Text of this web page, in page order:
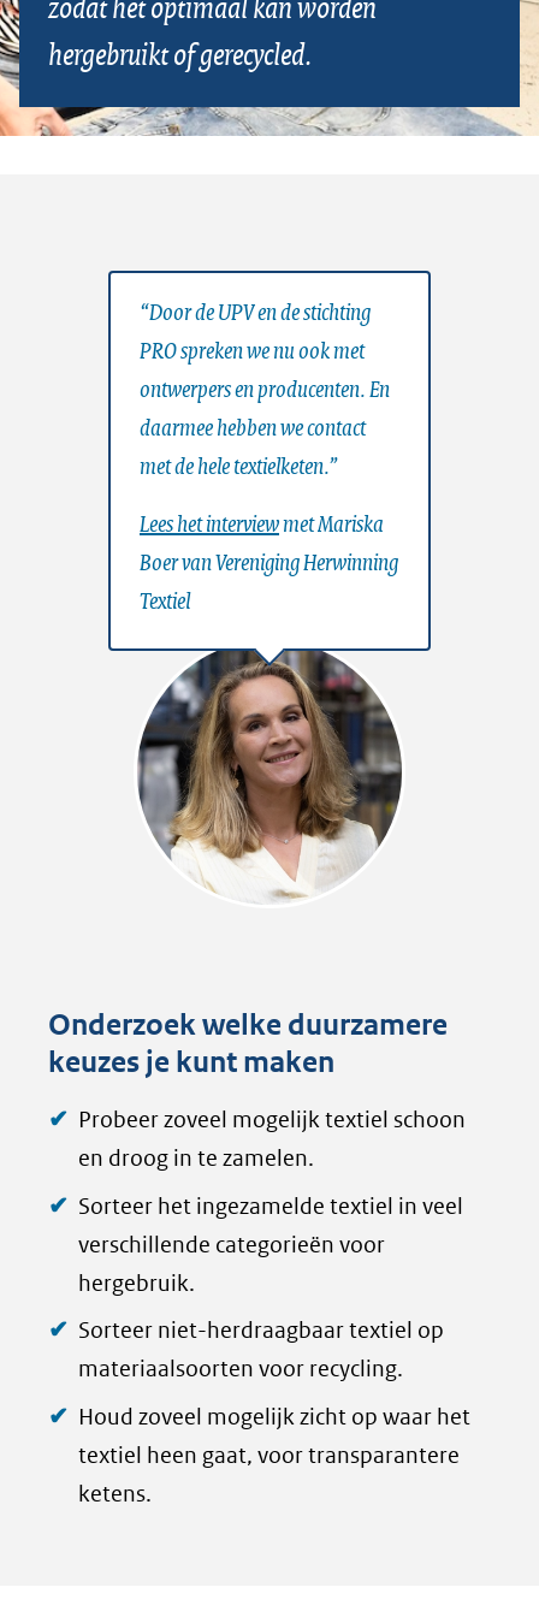
zodat het optimaal kan worden
hergebruikt of gerecycled.
“Door de UPV en de stichting
PRO spreken we nu ook met
ontwerpers en producenten. En
daarmee hebben we contact
met de hele textielketen.”
Lees het interviewmet Mariska
Boer van Vereniging Herwinning
Textiel
Onderzoek welke duurzamere
keuzes je kunt maken
Probeer zoveel mogelijk textiel schoon
en droog in te zamelen.
Sorteer het ingezamelde textiel in veel
verschillende categorieën voor
hergebruik.
Sorteer niet-herdraagbaar textiel op
materiaalsoorten voor recycling.
Houd zoveel mogelijk zicht op waar het
textiel heen gaat, voor transparantere
ketens.